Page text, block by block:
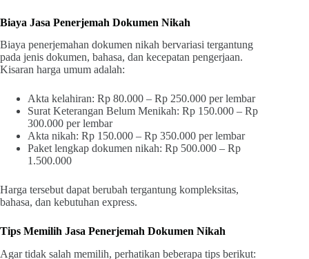
Biaya Jasa Penerjemah Dokumen Nikah
Biaya penerjemahan dokumen nikah bervariasi tergantung
pada jenis dokumen, bahasa, dan kecepatan pengerjaan.
Kisaran harga umum adalah:
Akta kelahiran: Rp 80.000 – Rp 250.000 per lembar
Surat Keterangan Belum Menikah: Rp 150.000 – Rp
300.000 per lembar
Akta nikah: Rp 150.000 – Rp 350.000 per lembar
Paket lengkap dokumen nikah: Rp 500.000 – Rp
1.500.000
Harga tersebut dapat berubah tergantung kompleksitas,
bahasa, dan kebutuhan express.
Tips Memilih Jasa Penerjemah Dokumen Nikah
Agar tidak salah memilih, perhatikan beberapa tips berikut: